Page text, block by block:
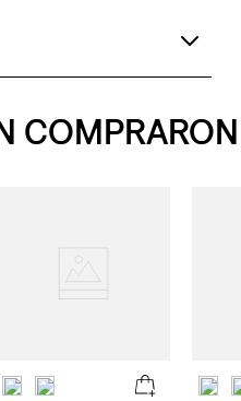
COMPRARON